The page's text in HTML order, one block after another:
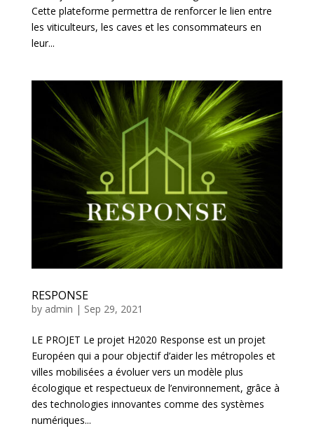
Cette plateforme permettra de renforcer le lien entre
les viticulteurs, les caves et les consommateurs en
leur...
RESPONSE
by admin | Sep 29, 2021
LE PROJET Le projet H2020 Response est un projet
Européen qui a pour objectif d’aider les métropoles et
villes mobilisées a évoluer vers un modèle plus
écologique et respectueux de l’environnement, grâce à
des technologies innovantes comme des systèmes
numériques...